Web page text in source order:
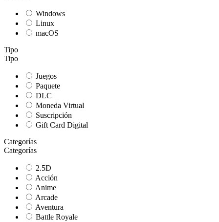
Windows
Linux
macOS
Tipo
Tipo
Juegos
Paquete
DLC
Moneda Virtual
Suscripción
Gift Card Digital
Categorías
Categorías
2.5D
Acción
Anime
Arcade
Aventura
Battle Royale